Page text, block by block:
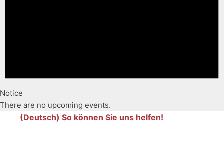
Notice
There are no upcoming events.
(Deutsch) So können Sie uns helfen!